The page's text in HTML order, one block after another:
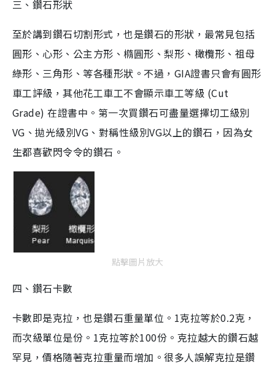
三、鑽石形狀
至於講到鑽石切割形式，也是鑽石的形狀，最常見包括
圓形、心形、公主方形、橢圓形、梨形、橄欖形、祖母
綠形、三角形、等各種形狀。不過，GIA證書只會有圓形
車工評級，其他花工車工不會顯示車工等級 (Cut
Grade) 在證書中。第一次買鑽石可盡量選擇切工級別
VG、拋光級別VG、對稱性級別VG以上的鑽石，因為女
生都喜歡閃令令的鑽石。
點擊圖片放大
四、鑽石卡數
卡數即是克拉，也是鑽石重量單位。1克拉等於0.2克，
而次級單位是份。1克拉等於100份。克拉越大的鑽石越
罕見，價格隨著克拉重量而增加。很多人誤解克拉是鑽